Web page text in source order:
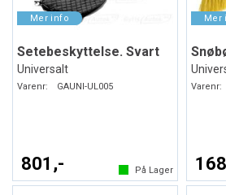
Setebeskyttelse. Svart
Universalt
Varenr: GAUNI-UL005
801,- På Lager
Varenr: